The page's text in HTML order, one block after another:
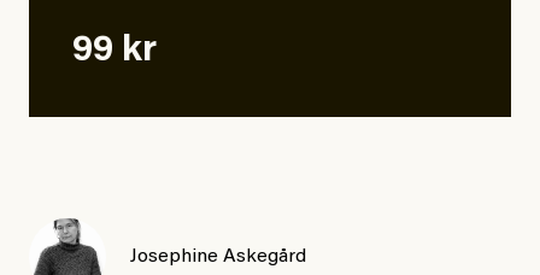
99 kr
Josephine Askegård